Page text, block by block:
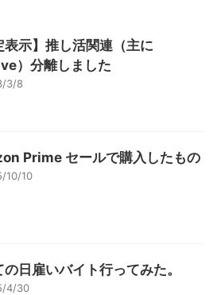
表示】推し活関連（主に
）分離しました
3/8
Prime セールで購入したもの
10/10
日雇いバイト行ってみた。
4/30